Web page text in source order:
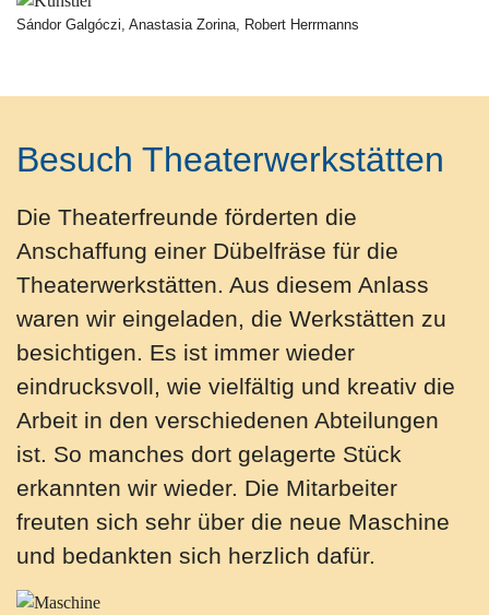
Sándor Galgóczi, Anastasia Zorina, Robert Herrmanns
Besuch Theaterwerkstätten
Die Theaterfreunde förderten die
Anschaffung einer Dübelfräse für die
Theaterwerkstätten. Aus diesem Anlass
waren wir eingeladen, die Werkstätten zu
besichtigen. Es ist immer wieder
eindrucksvoll, wie vielfältig und kreativ die
Arbeit in den verschiedenen Abteilungen
ist. So manches dort gelagerte Stück
erkannten wir wieder. Die Mitarbeiter
freuten sich sehr über die neue Maschine
und bedankten sich herzlich dafür.